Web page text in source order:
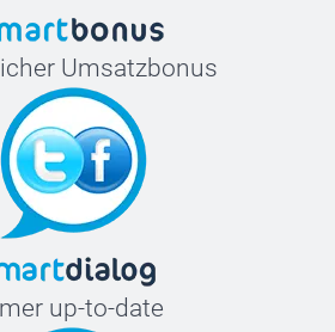
Umsatzbonus
up-to-date